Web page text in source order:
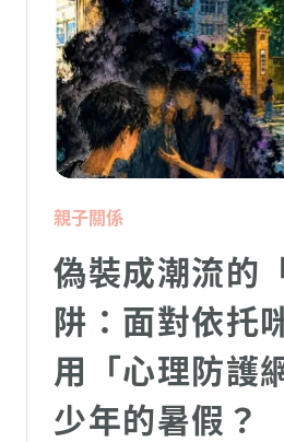
親子關係
偽裝成潮流的
阱：面對依托
用「心理防護
少年的暑假？